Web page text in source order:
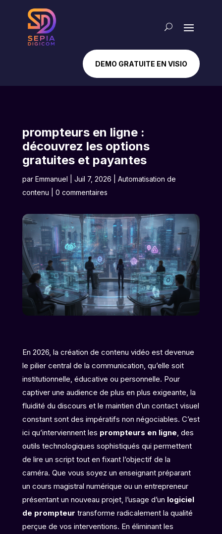
DEMO GRATUITE EN VISIO
prompteurs en ligne :
découvrez les options
gratuites et payantes
par Emmanuel Juil 7, 2026
Automatisation de
contenu
0 commentaires
En 2026, la création de contenu vidéo est devenue
le pilier central de la communication, qu’elle soit
institutionnelle, éducative ou personnelle. Pour
captiver une audience de plus en plus exigeante, la
fluidité du discours et le maintien d’un contact visuel
constant sont des impératifs non négociables. C’est
ici qu’interviennent les prompteurs en ligne , des
outils technologiques sophistiqués qui permettent
de lire un script tout en fixant l’objectif de la
caméra. Que vous soyez un enseignant préparant
un cours magistral numérique ou un entrepreneur
présentant un nouveau projet, l’usage d’un logiciel
de prompteur transforme radicalement la qualité
perçue de vos interventions. En éliminant les